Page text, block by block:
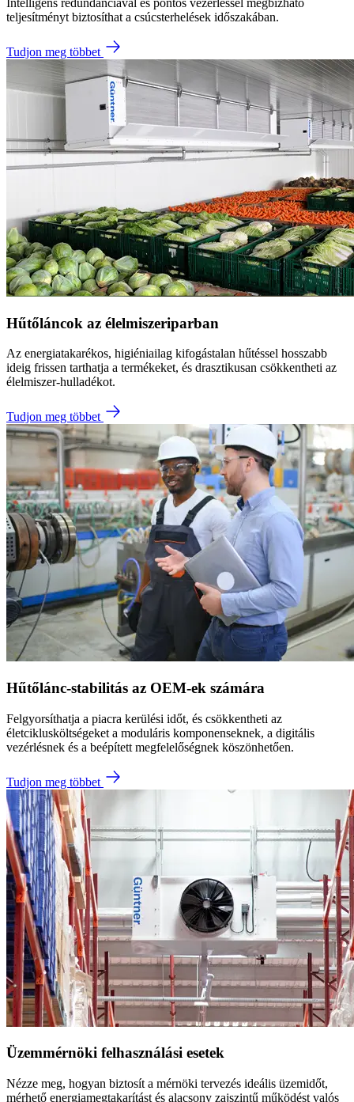
teljesítményt biztosíthat a csúcsterhelések időszakában.
Tudjon meg többet
Hűtőláncok az élelmiszeriparban
Az energiatakarékos, higiéniailag kifogástalan hűtéssel hosszabb
ideig frissen tarthatja a termékeket, és drasztikusan csökkentheti az
élelmiszer-hulladékot.
Tudjon meg többet
Hűtőlánc-stabilitás az OEM-ek számára
Felgyorsíthatja a piacra kerülési időt, és csökkentheti az
életciklusköltségeket a moduláris komponenseknek, a digitális
vezérlésnek és a beépített megfelelőségnek köszönhetően.
Tudjon meg többet
Üzemmérnöki felhasználási esetek
Nézze meg, hogyan biztosít a mérnöki tervezés ideális üzemidőt,
mérhető energiamegtakarítást és alacsony zajszintű működést valós